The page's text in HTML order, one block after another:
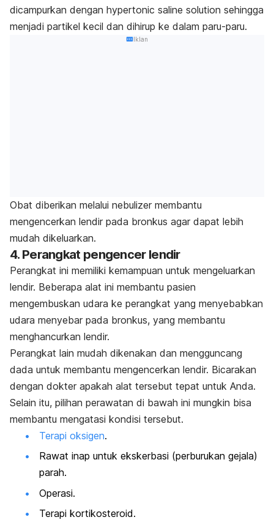
dicampurkan dengan hypertonic saline solution sehingga
menjadi partikel kecil dan dihirup ke dalam paru-paru.
Iklan
Obat diberikan melalui nebulizer membantu
mengencerkan lendir pada bronkus agar dapat lebih
mudah dikeluarkan.
4. Perangkat pengencer lendir
Perangkat ini memiliki kemampuan untuk mengeluarkan
lendir. Beberapa alat ini membantu pasien
mengembuskan udara ke perangkat yang menyebabkan
udara menyebar pada bronkus, yang membantu
menghancurkan lendir.
Perangkat lain mudah dikenakan dan mengguncang
dada untuk membantu mengencerkan lendir. Bicarakan
dengan dokter apakah alat tersebut tepat untuk Anda.
Selain itu, pilihan perawatan di bawah ini mungkin bisa
membantu mengatasi kondisi tersebut.
Terapi oksigen.
Rawat inap untuk ekskerbasi (perburukan gejala)
parah.
Operasi.
Terapi kortikosteroid.